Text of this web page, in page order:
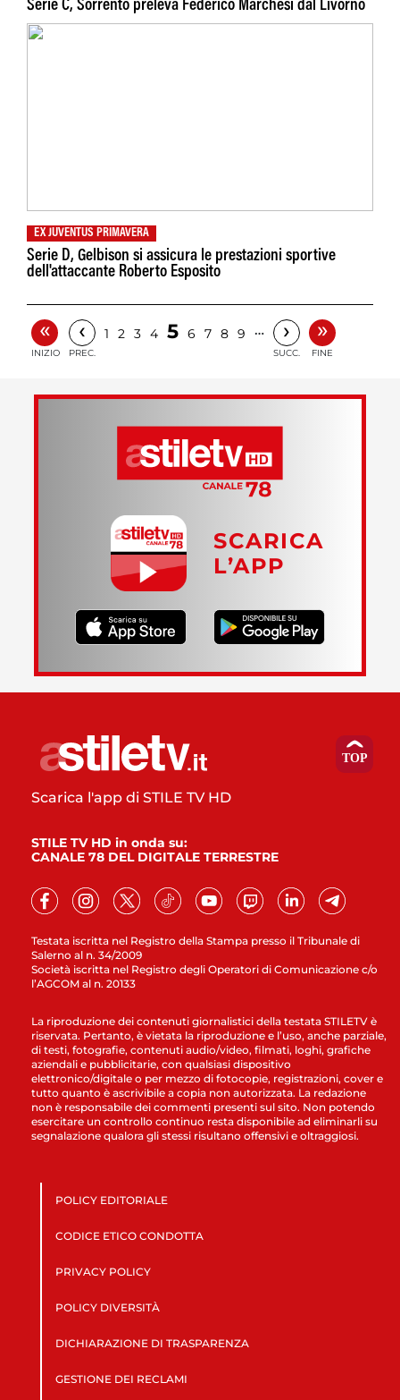
Serie C, Sorrento preleva Federico Marchesi dal Livorno
EX JUVENTUS PRIMAVERA
Serie D, Gelbison si assicura le prestazioni sportive
dell'attaccante Roberto Esposito
«
INIZIO
‹
PREC.
1 2 3 4 5 6 7 8 9 … ›
SUCC.
»
FINE
SCARICA
L’APP
Testata iscritta nel Registro della Stampa presso il Tribunale di
Salerno al n. 34/2009
Società iscritta nel Registro degli Operatori di Comunicazione c/o
l’AGCOM al n. 20133
Scarica l'app di STILE TV HD
STILE TV HD in onda su:
CANALE 78 DEL DIGITALE TERRESTRE
La riproduzione dei contenuti giornalistici della testata STILETV è
riservata. Pertanto, è vietata la riproduzione e l’uso, anche parziale,
di testi, fotografie, contenuti audio/video, filmati, loghi, grafiche
aziendali e pubblicitarie, con qualsiasi dispositivo
elettronico/digitale o per mezzo di fotocopie, registrazioni, cover e
tutto quanto è ascrivibile a copia non autorizzata. La redazione
non è responsabile dei commenti presenti sul sito. Non potendo
esercitare un controllo continuo resta disponibile ad eliminarli su
segnalazione qualora gli stessi risultano offensivi e oltraggiosi.
POLICY EDITORIALE
CODICE ETICO CONDOTTA
PRIVACY POLICY
POLICY DIVERSITÀ
DICHIARAZIONE DI TRASPARENZA
GESTIONE DEI RECLAMI